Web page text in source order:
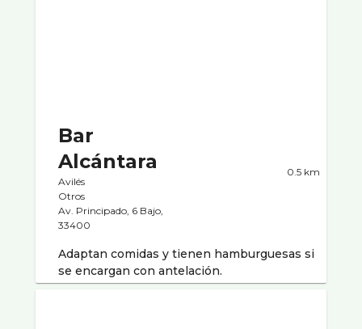
Bar
Alcántara
Avilés
Otros
Av. Principado, 6 Bajo,
33400
0.5 km
Adaptan comidas y tienen hamburguesas si
se encargan con antelación.